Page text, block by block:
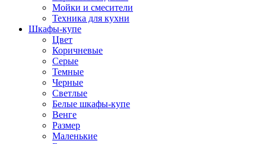
Мойки и смесители
Техника для кухни
Шкафы-купе
Цвет
Коричневые
Серые
Темные
Черные
Светлые
Белые шкафы-купе
Венге
Размер
Маленькие